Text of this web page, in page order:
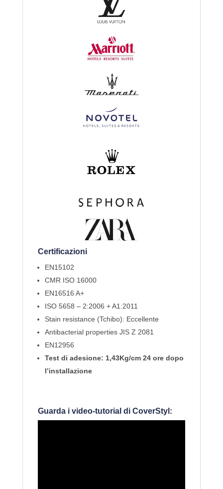
Certificazioni
EN15102
CMR ISO 16000
EN16516 A+
ISO 5658 – 2:2006 + A1:2011
Stain resistance (Tchibo): Eccellente
Antibacterial properties JIS Z 2081
EN12956
Test di adesione: 1,43Kg/cm 24 ore dopo
l’installazione
Guarda i video-tutorial di CoverStyl: